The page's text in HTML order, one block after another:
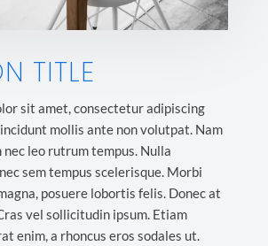
TITLE
sit amet, consectetur adipiscing
mollis ante non volutpat. Nam
nec leo rutrum tempus. Nulla
sem tempus scelerisque. Morbi
posuere lobortis felis. Donec at
vel sollicitudin ipsum. Etiam
enim, a rhoncus eros sodales ut.